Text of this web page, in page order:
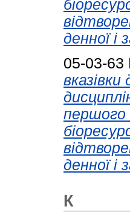
денної і
05-03-63
першого
денної і
К